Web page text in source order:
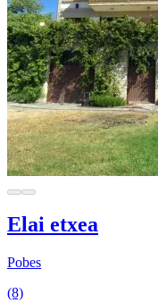
Elai etxea
Pobes
(8)